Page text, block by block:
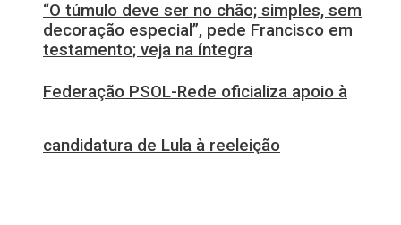
Federação PSOL-Rede oficializa apoio à
candidatura de Lula à reeleição
“O túmulo deve ser no chão; simples, sem
decoração especial”, pede Francisco em
testamento; veja na íntegra